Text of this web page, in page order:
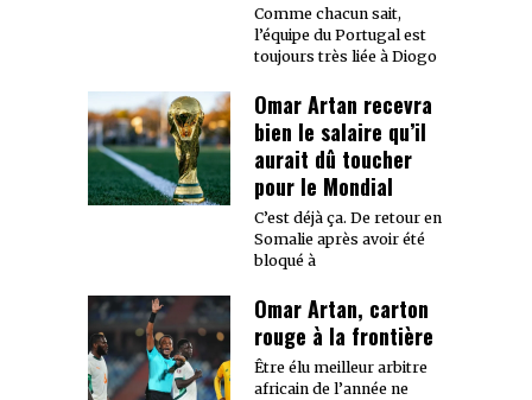
Comme chacun sait,
l’équipe du Portugal est
toujours très liée à Diogo
Omar Artan recevra
bien le salaire qu’il
aurait dû toucher
pour le Mondial
C’est déjà ça. De retour en
Somalie après avoir été
bloqué à
Omar Artan, carton
rouge à la frontière
Être élu meilleur arbitre
africain de l’année ne